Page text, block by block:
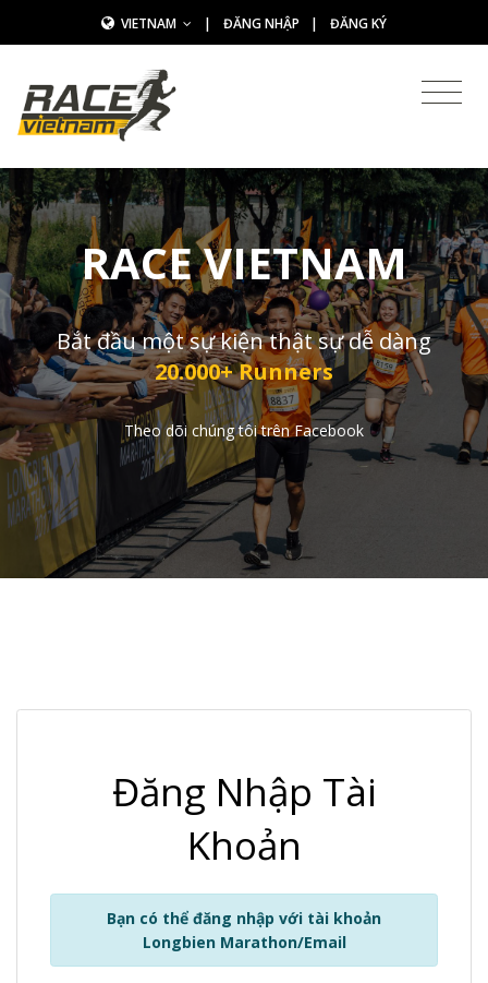
VIETNAM | ĐĂNG NHẬP | ĐĂNG KÝ
RACE VIETNAM
Bắt đầu một sự kiện thật sự dễ dàng
20.000+ Runners
Theo dõi chúng tôi trên Facebook
Đăng Nhập Tài
Khoản
Bạn có thể đăng nhập với tài khoản
Longbien Marathon/Email